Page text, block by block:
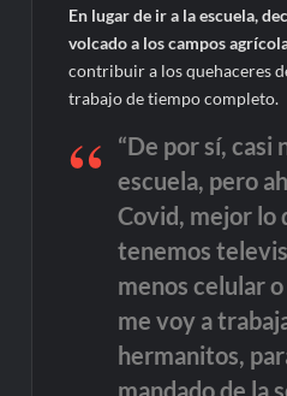
En lugar de ir a la escuela,
volcado a los campos
contribuir a los quehaceres
trabajo de tiempo completo.
“De por sí, casi
escuela, pero
Covid, mejor lo
tenemos
menos celular
me voy a
hermanitos,
mandado de la